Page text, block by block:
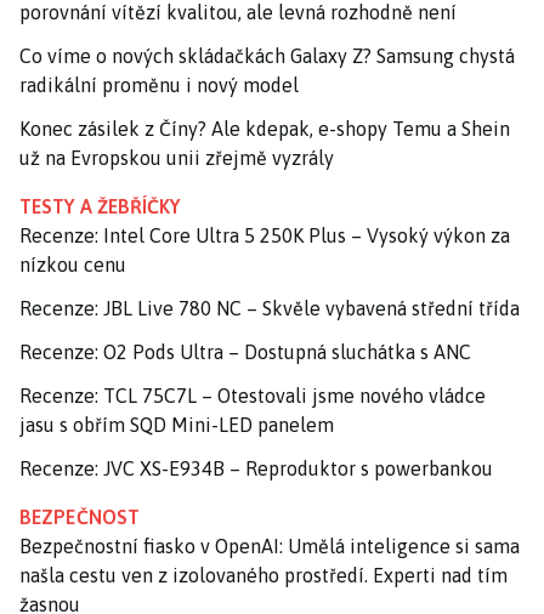
porovnání vítězí kvalitou, ale levná rozhodně není
Co víme o nových skládačkách Galaxy Z? Samsung chystá
radikální proměnu i nový model
Konec zásilek z Číny? Ale kdepak, e-shopy Temu a Shein
už na Evropskou unii zřejmě vyzrály
TESTY A ŽEBŘÍČKY
Recenze: Intel Core Ultra 5 250K Plus – Vysoký výkon za
nízkou cenu
Recenze: JBL Live 780 NC – Skvěle vybavená střední třída
Recenze: O2 Pods Ultra – Dostupná sluchátka s ANC
Recenze: TCL 75C7L – Otestovali jsme nového vládce
jasu s obřím SQD Mini-LED panelem
Recenze: JVC XS-E934B – Reproduktor s powerbankou
BEZPEČNOST
Bezpečnostní fiasko v OpenAI: Umělá inteligence si sama
našla cestu ven z izolovaného prostředí. Experti nad tím
žasnou